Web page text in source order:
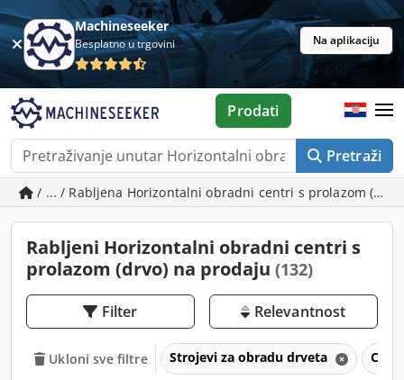
Machineseeker
Besplatno u trgovini Na aplikaciju
Pretraži
Prodati
/ ... / Rabljena Horizontalni obradni centri s prolazom
Rabljeni Horizontalni obradni centri s
prolazom (drvo) na prodaju (132)
Filter Relevantnost
Ukloni sve filtre Strojevi za obradu drveta